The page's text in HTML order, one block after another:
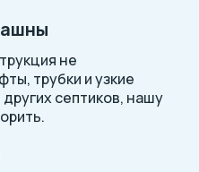
не
трубки и узкие
септиков, нашу